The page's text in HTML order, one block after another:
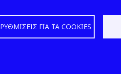
ΡΥΘΜΊΣΕΙΣ ΓΙΑ ΤΑ COOKIES
Design &